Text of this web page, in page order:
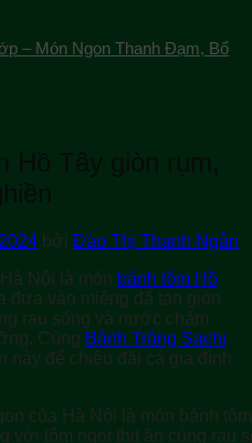
Tráng
– Món Ngon Thanh Đạm, Bổ
Hồ Tây giòn rụm,
bởi Đào Thị Thanh Ngân
Nội là món bánh tôm Hồ
đưa vào miệng đã tan giòn
rau sống và nước chấm
Cùng Bánh Tráng Sachi
này để chiêu đãi cả gia đình